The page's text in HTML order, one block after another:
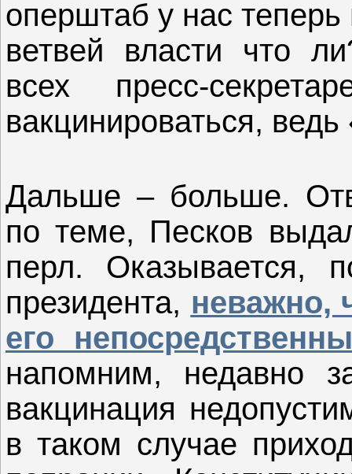
оперштаб у нас
ветвей власти что
всех пресс-
вакцинироваться,
Дальше – больше.
по теме, Песков
перл. Оказывается,
президента, неважно,
его
напомним, недавно
вакцинация
в таком случае